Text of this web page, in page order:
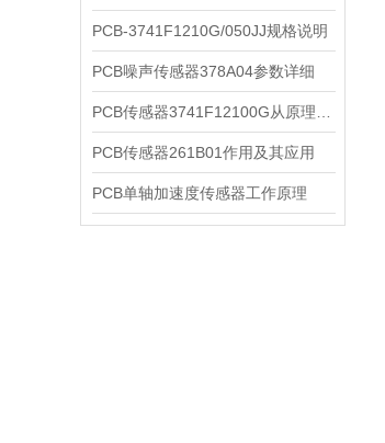
PCB-3741F1210G/050JJ规格说明
PCB噪声传感器378A04参数详细
PCB传感器261B01作用及其应用
PCB单轴加速度传感器工作原理